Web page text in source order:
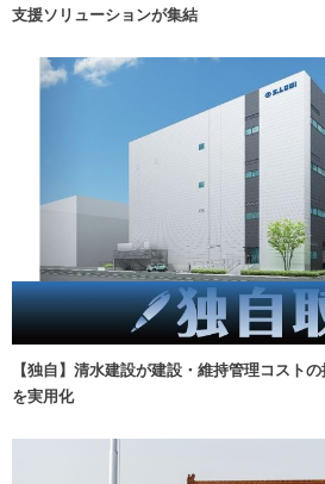
支援ソリューションが集結
【独自】清水建設が建設・維持管理コスト
を実用化